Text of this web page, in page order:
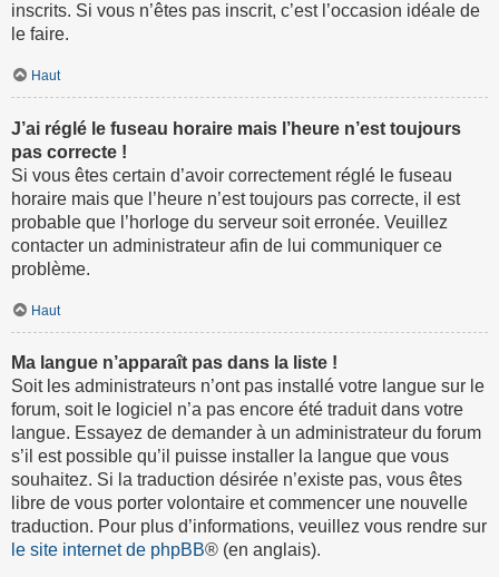
inscrits. Si vous n’êtes pas inscrit, c’est l’occasion idéale de
le faire.
Haut
J’ai réglé le fuseau horaire mais l’heure n’est toujours
pas correcte !
Si vous êtes certain d’avoir correctement réglé le fuseau
horaire mais que l’heure n’est toujours pas correcte, il est
probable que l’horloge du serveur soit erronée. Veuillez
contacter un administrateur afin de lui communiquer ce
problème.
Haut
Ma langue n’apparaît pas dans la liste !
Soit les administrateurs n’ont pas installé votre langue sur le
forum, soit le logiciel n’a pas encore été traduit dans votre
langue. Essayez de demander à un administrateur du forum
s’il est possible qu’il puisse installer la langue que vous
souhaitez. Si la traduction désirée n’existe pas, vous êtes
libre de vous porter volontaire et commencer une nouvelle
traduction. Pour plus d’informations, veuillez vous rendre sur
le site internet de phpBB® (en anglais).